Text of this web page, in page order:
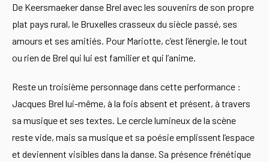
De Keersmaeker danse Brel avec les souvenirs de son propre
plat pays rural, le Bruxelles crasseux du siècle passé, ses
amours et ses amitiés. Pour Mariotte, c’est l’énergie, le tout
ou rien de Brel qui lui est familier et qui l’anime.
Reste un troisième personnage dans cette performance :
Jacques Brel lui-même, à la fois absent et présent, à travers
sa musique et ses textes. Le cercle lumineux de la scène
reste vide, mais sa musique et sa poésie emplissent l’espace
et deviennent visibles dans la danse. Sa présence frénétique